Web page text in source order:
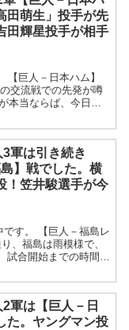
田萌生」投手が先
輝星投手が相手
【巨人－日本ハム】
交流戦での先発が噂
本当ならば、今日は
軍は引き続き
島】戦でした。横
！笠井駿選手が今
す。 【巨人－福島レ
、福島は雨模様で、
試合開始までの時間
軍は【巨人－日
た。ヤングマン投